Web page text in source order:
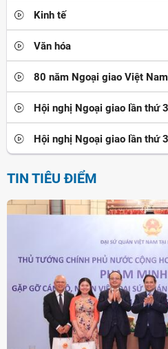
Kinh tế
Văn hóa
80 năm Ngoại giao Việt Nam
Hội nghị Ngoại giao lần thứ
Hội nghị Ngoại giao lần thứ
TIN TIÊU ĐIỂM